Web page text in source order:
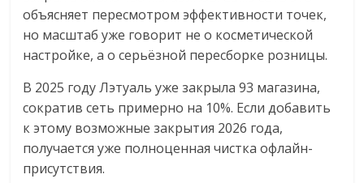
ритейле,
логистике,
технологиях,
Нам
важно,
как
знать
как
объясняет пересмотром эффективности точек,
но масштаб уже говорит не о косметической
настройке, а о серьёзной пересборке розницы.
В 2025 году Лэтуаль уже закрыла 93 магазина,
сократив сеть примерно на 10%. Если добавить
к этому возможные закрытия 2026 года,
получается уже полноценная чистка офлайн-
присутствия.